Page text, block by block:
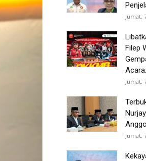
Jumat,
Filep
Jumat,
Jumat,